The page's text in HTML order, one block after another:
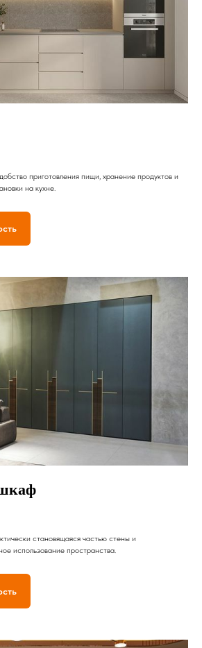
приготовления пищи, хранение продуктов и
на кухне.
становящаяся частью стены и
использование пространства.